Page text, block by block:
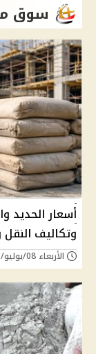
سوق
أسعار الحديد
وتكاليف
الأربعاء 08/يوليو/2026 - 12:39 م